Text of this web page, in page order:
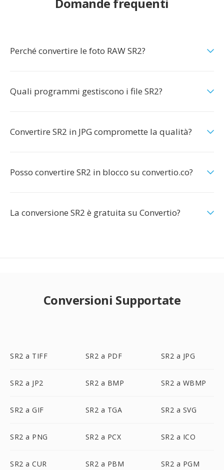
Perché convertire le foto RAW SR2?
Quali programmi gestiscono i file SR2?
Convertire SR2 in JPG compromette la qualità?
Posso convertire SR2 in blocco su convertio.co?
La conversione SR2 è gratuita su Convertio?
Conversioni Supportate
SR2 a TIFF SR2 a PDF SR2 a JPG
SR2 a JP2 SR2 a BMP SR2 a WBMP
SR2 a GIF SR2 a TGA SR2 a SVG
SR2 a PNG SR2 a PCX SR2 a ICO
SR2 a CUR SR2 a PBM SR2 a PGM